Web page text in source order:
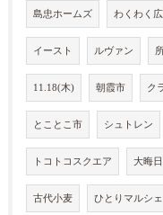
島忠ホームズ わくわく
イースト ルヴァン
11.18(木) 朝霞市 ク
とことこ市 シュトレン
トコトコスクエア 大晦日
古代小麦 ひとりマルシェ